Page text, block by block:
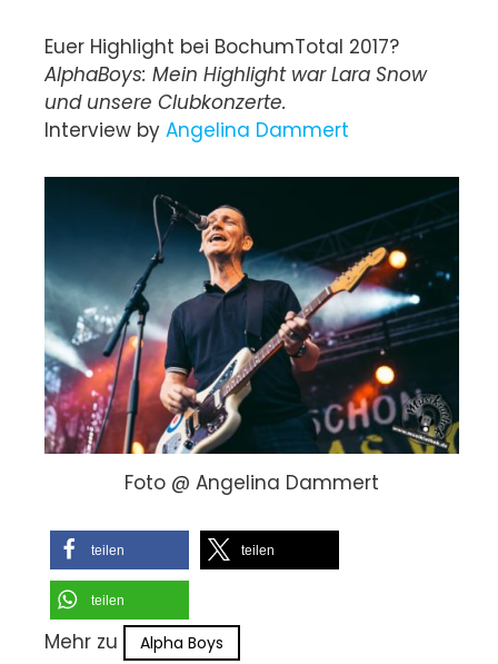
Euer Highlight bei BochumTotal 2017?
AlphaBoys: Mein Highlight war Lara Snow
und unsere Clubkonzerte.
Interview by Angelina Dammert
Foto @ Angelina Dammert
teilen teilen
teilen
Mehr zu Alpha Boys